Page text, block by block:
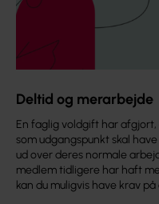
Deltid og merarbejde
En faglig voldgift har
som udgangspunkt skal
ud over deres normale
medlem tidligere har haft
kan du muligvis have krav